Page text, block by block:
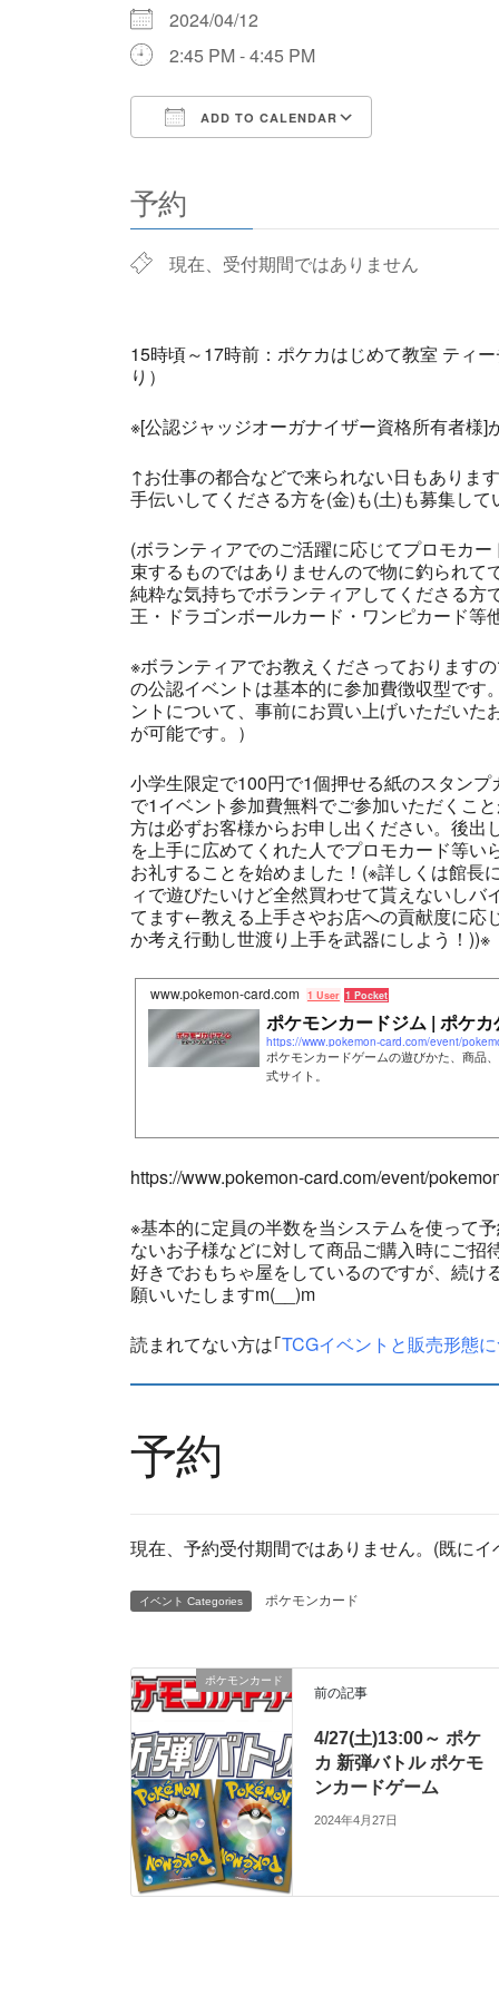
2024/04/12
2:45 PM - 4:45 PM
ADD TO CALENDAR
予約
現在、受付期間ではありません
15時頃～17時前：ポケカはじめて教室 ティ
り）
※[公認ジャッジオーガナイザー資格所有者様
↑お仕事の都合などで来られない日もありま
手伝いしてくださる方を(金)も(土)も募集して
(ボランティアでのご活躍に応じてプロモカ
束するものではありませんので物に釣られ
純粋な気持ちでボランティアしてくださる
王・ドラゴンボールカード・ワンピカード
※ボランティアでお教えくださっております
の公認イベントは基本的に参加費徴収型で
ントについて、事前にお買い上げいただい
が可能です。）
小学生限定で100円で1個押せる紙のスタン
で1イベント参加費無料でご参加いただくこ
方は必ずお客様からお申し出ください。後
を上手に広めてくれた人でプロモカード等
お礼することを始めました！(※詳しくは館長
ィで遊びたいけど全然買わせて貰えないし
てます←教える上手さやお店への貢献度に応
か考え行動し世渡り上手を武器にしよう！))※
www.pokemon-card.com 1 User 1 Pocket
ポケモンカードジム | ポケカ
https://www.pokemon-card.com/event/
ポケモンカードゲームの遊びかた、商品
式サイト。
https://www.pokemon-card.com/event/
※基本的に定員の半数を当システムを使って
ないお子様などに対して商品ご購入時にご
好きでおもちゃ屋をしているのですが、続
願いいたしますm(__)m
読まれてない方は｢TCGイベントと販売形態
予約
現在、予約受付期間ではありません。(既に
イベント Categories ポケモンカード
ポケモンカード
前の記事
4/27(土)13:00～ ポケ
カ 新弾バトル ポケモ
ンカードゲーム
2024年4月27日